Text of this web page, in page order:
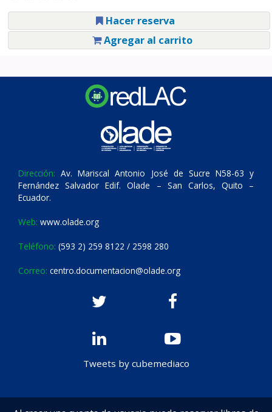
Hacer reserva
Agregar al carrito
Dirección: Av. Mariscal Antonio José de Sucre N58-63 y
Fernández Salvador Edif. Olade – San Carlos, Quito –
Ecuador.
Web: www.olade.org
Teléfono: (593 2) 259 8122 / 2598 280
Correo: centro.documentacion@olade.org
Tweets by cubemediaco